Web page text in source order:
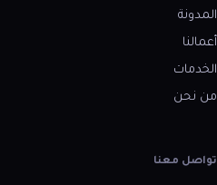
المدونة
أعمالنا
الخدمات
من نحن
تواصل معنا